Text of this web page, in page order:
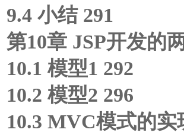
9.4 小结 291
第10章 JSP开发的
10.1 模型1 292
10.2 模型2 296
10.3 MVC模式的实